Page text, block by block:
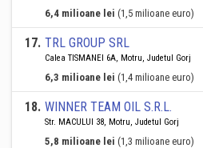
6,4 milioane lei (1,5 milioane euro)
17. TRL GROUP SRL
Calea TISMANEI 6A, Motru, Judetul Gorj
6,3 milioane lei (1,4 milioane euro)
18. WINNER TEAM OIL S.R.L.
Str. MACULUI 38, Motru, Judetul Gorj
5,8 milioane lei (1,3 milioane euro)